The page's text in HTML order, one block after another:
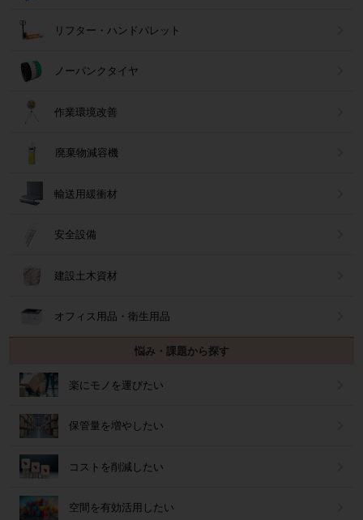
リフター・ハンドパレット
ノーパンクタイヤ
作業環境改善
廃棄物減容機
輸送用緩衝材
安全設備
建設土木資材
オフィス用品・衛生用品
悩み・課題から探す
楽にモノを運びたい
保管量を増やしたい
コストを削減したい
空間を有効活用したい